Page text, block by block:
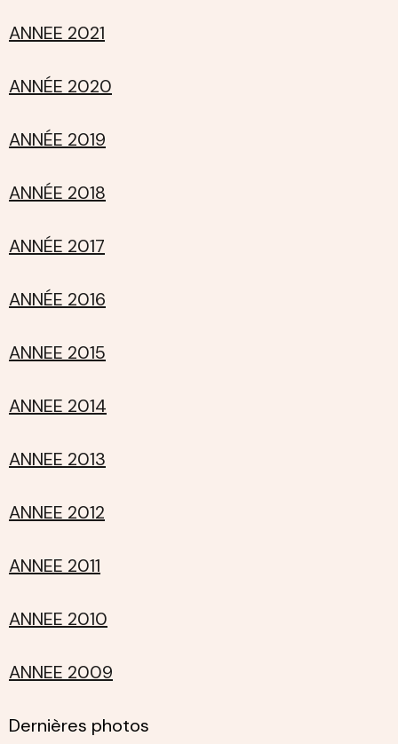
ANNEE 2021
ANNÉE 2020
ANNÉE 2019
ANNÉE 2018
ANNÉE 2017
ANNÉE 2016
ANNEE 2015
ANNEE 2014
ANNEE 2013
ANNEE 2012
ANNEE 2011
ANNEE 2010
ANNEE 2009
Dernières photos